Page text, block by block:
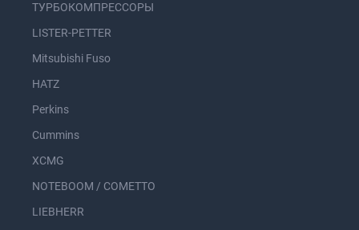
ТУРБОКОМПРЕССОРЫ
LISTER-PETTER
Mitsubishi Fuso
HATZ
Perkins
Cummins
XCMG
NOTEBOOM / COMETTO
LIEBHERR